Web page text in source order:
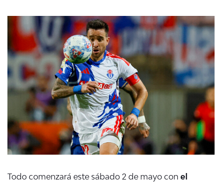
Todo comenzará este sábado 2 de mayo con el